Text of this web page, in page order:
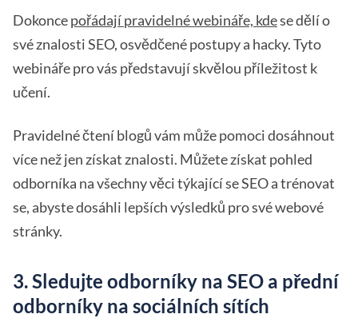
Dokoncepořádají pravidelné webináře, kdese dělí o
své znalosti SEO, osvědčené postupy a hacky. Tyto
webináře pro vás představují skvělou příležitost k
učení.
Pravidelné čtení blogů vám může pomoci dosáhnout
více než jen získat znalosti. Můžete získat pohled
odborníka na všechny věci týkající se SEO a trénovat
se, abyste dosáhli lepších výsledků pro své webové
stránky.
3. Sledujte odborníky na SEO a přední
odborníky na sociálních sítích